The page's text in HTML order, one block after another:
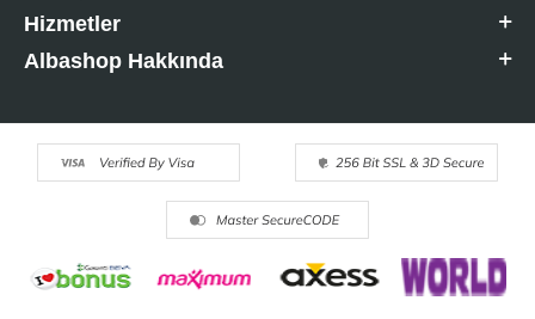
Hizmetler
Albashop Hakkında